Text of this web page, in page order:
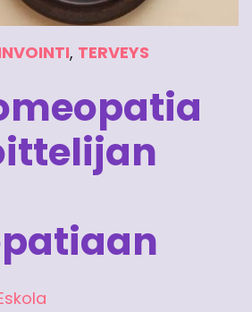
, TERVEYS